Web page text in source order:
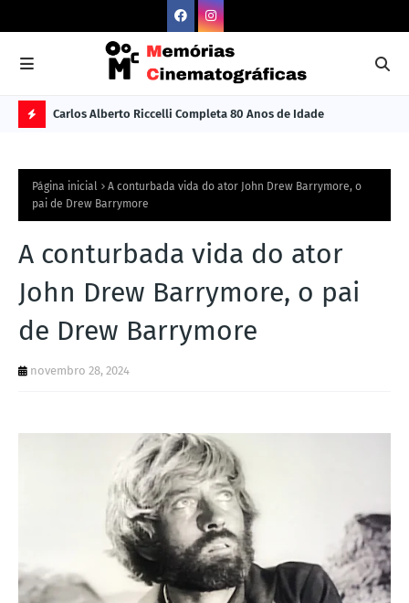
L
M
A
O
Carlos Alberto Riccelli Completa 80 Anos de Idade
Página inicial
A conturbada vida do ator John Drew Barrymore, o
pai de Drew Barrymore
A conturbada vida do ator
John Drew Barrymore, o pai
de Drew Barrymore
novembro 28, 2024